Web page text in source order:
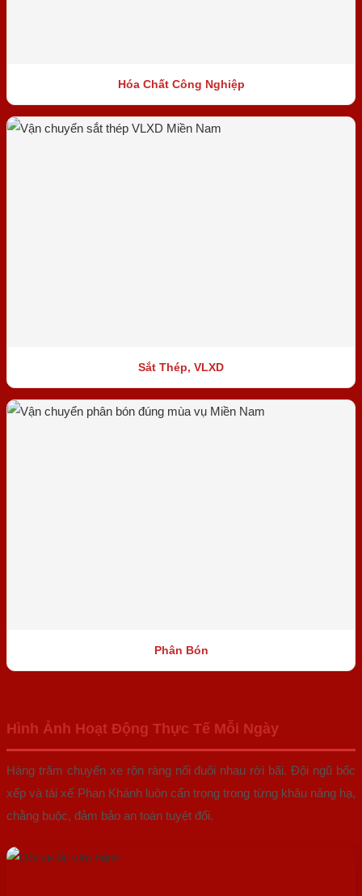
Hóa Chất Công Nghiệp
Sắt Thép, VLXD
Phân Bón
Hình Ảnh Hoạt Động Thực Tế Mỗi Ngày
Hàng trăm chuyến xe rộn ràng nối đuôi nhau rời bãi. Đội ngũ bốc
xếp và tài xế Phan Khánh luôn cẩn trọng trong từng khâu nâng hạ,
chằng buộc, đảm bảo an toàn tuyệt đối.